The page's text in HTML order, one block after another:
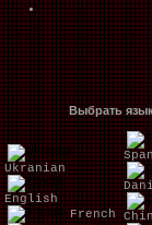
Выбрать
Ukranian
English
French